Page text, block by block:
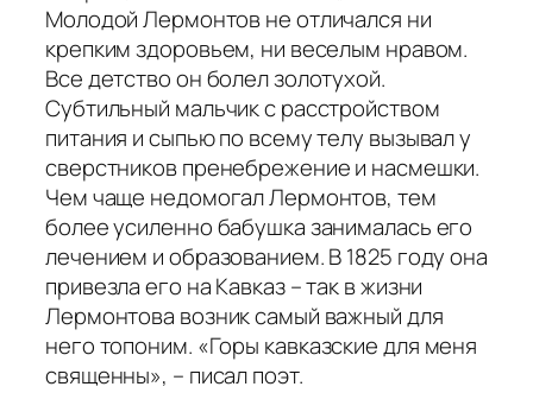
Молодой Лермонтов не отличался ни
крепким здоровьем, ни веселым нравом.
Все детство он болел золотухой.
Субтильный мальчик с расстройством
питания и сыпью по всему телу вызывал у
сверстников пренебрежение и насмешки.
Чем чаще недомогал Лермонтов, тем
более усиленно бабушка занималась его
лечением и образованием. В 1825 году она
привезла его на Кавказ – так в жизни
Лермонтова возник самый важный для
него топоним. «Горы кавказские для меня
священны», – писал поэт.